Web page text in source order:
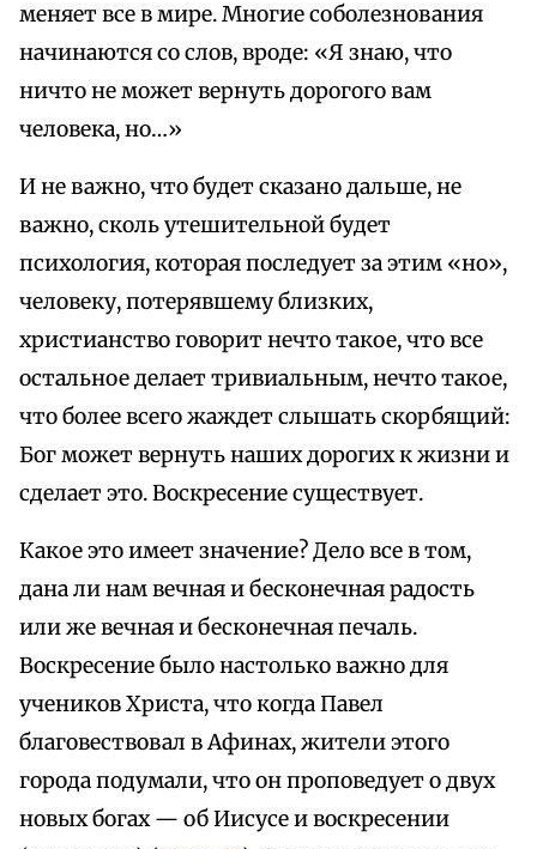
меняет все в мире. Многие соболезнования
начинаются со слов, вроде: «Я знаю, что
ничто не может вернуть дорогого вам
человека, но…»
И не важно, что будет сказано дальше, не
важно, сколь утешительной будет
психология, которая последует за этим «но»,
человеку, потерявшему близких,
христианство говорит нечто такое, что все
остальное делает тривиальным, нечто такое,
что более всего жаждет слышать скорбящий:
Бог может вернуть наших дорогих к жизни и
сделает это. Воскресение существует.
Какое это имеет значение? Дело все в том,
дана ли нам вечная и бесконечная радость
или же вечная и бесконечная печаль.
Воскресение было настолько важно для
учеников Христа, что когда Павел
благовествовал в Афинах, жители этого
города подумали, что он проповедует о двух
новых богах — об Иисусе и воскресении